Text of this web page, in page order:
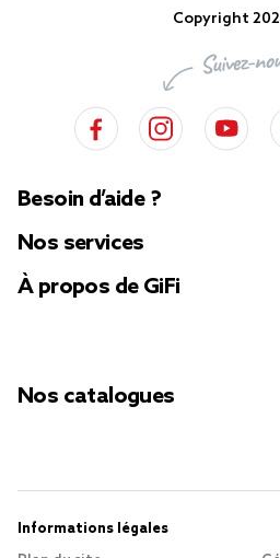
Copyright
Besoin d’aide ?
Nos services
À propos de GiFi
Nos catalogues
Informations légales